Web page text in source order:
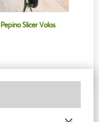
Pepino Slicer Volos